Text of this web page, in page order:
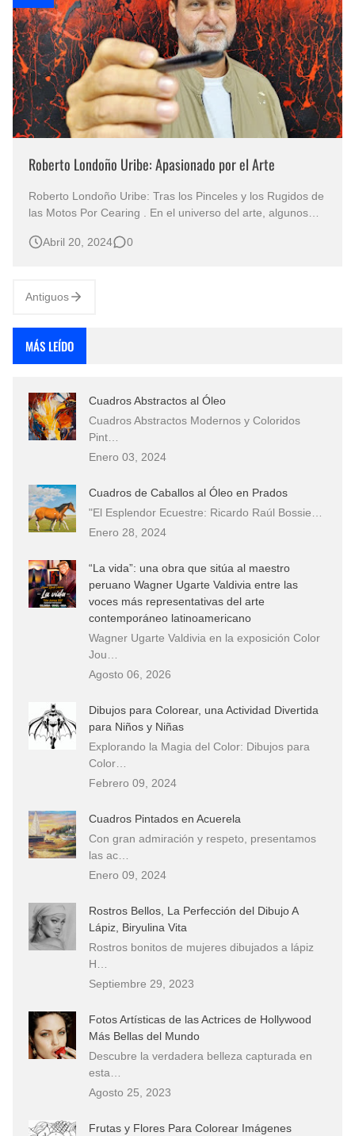
Roberto Londoño Uribe: Apasionado por el Arte
Roberto Londoño Uribe: Tras los Pinceles y los Rugidos de
las Motos Por Cearing . En el universo del arte, algunos
su destreza técnica, sino también por la profundidad de su
Abril 20, 2024 0
Antiguos
MÁS LEÍDO
Cuadros Abstractos al Óleo
Cuadros Abstractos Modernos y Coloridos
Pint…
Enero 03, 2024
Cuadros de Caballos al Óleo en Prados
"El Esplendor Ecuestre: Ricardo Raúl Bossie…
Enero 28, 2024
“La vida”: una obra que sitúa al maestro
peruano Wagner Ugarte Valdivia entre las
voces más representativas del arte
contemporáneo latinoamericano
Wagner Ugarte Valdivia en la exposición Color
Jou…
Agosto 06, 2026
Dibujos para Colorear, una Actividad Divertida
para Niños y Niñas
Explorando la Magia del Color: Dibujos para
Color…
Febrero 09, 2024
Cuadros Pintados en Acuerela
Con gran admiración y respeto, presentamos
las ac…
Enero 09, 2024
Rostros Bellos, La Perfección del Dibujo A
Lápiz, Biryulina Vita
Rostros bonitos de mujeres dibujados a lápiz
H…
Septiembre 29, 2023
Fotos Artísticas de las Actrices de Hollywood
Más Bellas del Mundo
Descubre la verdadera belleza capturada en
esta…
Agosto 25, 2023
Frutas y Flores Para Colorear Imágenes